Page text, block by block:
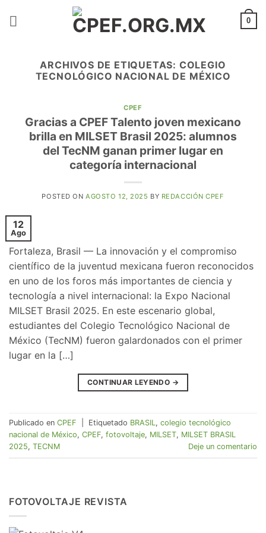
0
ARCHIVOS DE ETIQUETAS: COLEGIO
TECNOLÓGICO NACIONAL DE MÉXICO
CPEF
Gracias a CPEF Talento joven mexicano
brilla en MILSET Brasil 2025: alumnos
del TecNM ganan primer lugar en
categoría internacional
POSTED ONAGOSTO 12, 2025 BY REDACCIÓN CPEF
12
Ago
Fortaleza, Brasil — La innovación y el compromiso
científico de la juventud mexicana fueron reconocidos
en uno de los foros más importantes de ciencia y
tecnología a nivel internacional: la Expo Nacional
MILSET Brasil 2025. En este escenario global,
estudiantes del Colegio Tecnológico Nacional de
México (TecNM) fueron galardonados con el primer
lugar en la […]
CONTINUAR LEYENDO →
Publicado en CPEF Etiquetado BRASIL , colegio tecnológico
nacional de México, CPEF, fotovoltaje, MILSET, MILSET BRASIL
2025, TECNM Deje un comentario
FOTOVOLTAJE REVISTA